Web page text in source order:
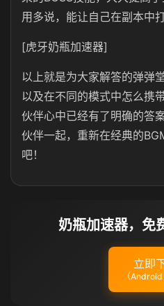
用多说，能让自己在副本中
[虎牙奶瓶加速器]
以上就是为大家解答的弹弹
以及在不同的模式中怎么携
伙伴心中已经有了明确的答
伙伴一起，重新在经典的
吧！
奶瓶加速器，免
立即
（Android